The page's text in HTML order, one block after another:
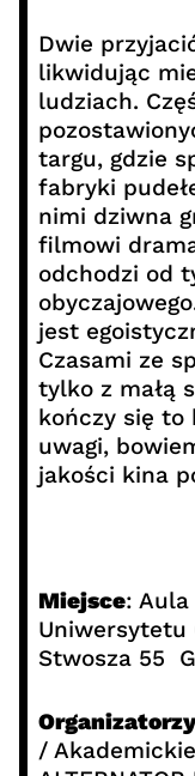
Dwie
likwidując
ludziach.
targu, gdzie
fabryki
nimi dziwna
filmowi
odchodzi od
jest
Czasami ze
tylko z małą
kończy się
uwagi,
jakości kina
Miejsce: Aula
Uniwersytetu
Stwosza 55
Organizatorzy
/